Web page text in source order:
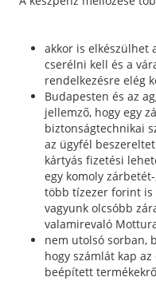
akkor is elkészülhet
cserélni kell és a
rendelkezésre elég
Budapesten és az
jellemző, hogy egy
biztonságtechnikai
az ügyfél
kártyás fizetési
egy komoly
több tízezer forint is
vagyunk olcsóbb
valamirevaló
nem utolsó sorban,
hogy számlát kap
beépített